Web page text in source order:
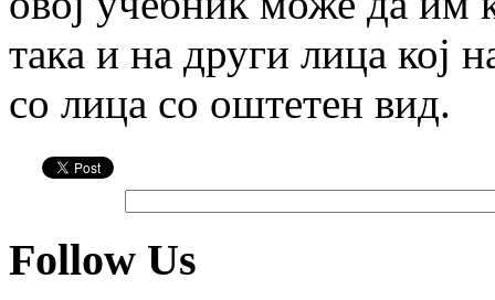
така и на други лица кој
со лица со оштетен вид.
Follow Us